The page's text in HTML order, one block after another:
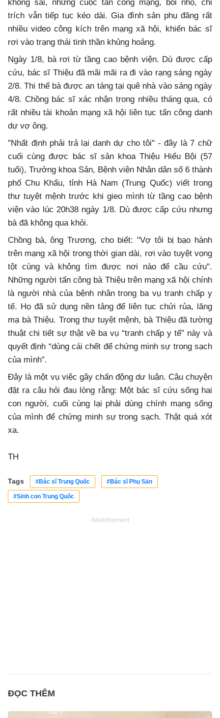
không sai, những cuộc tấn công mạng, bôi nhọ, chỉ
trích vẫn tiếp tục kéo dài. Gia đình sản phụ đăng rất
nhiều video công kích trên mạng xã hội, khiến bác sĩ
rơi vào trạng thái tinh thần khủng hoảng.
Ngày 1/8, bà rơi từ tầng cao bệnh viện. Dù được cấp
cứu, bác sĩ Thiệu đã mãi mãi ra đi vào rạng sáng ngày
2/8. Thi thể bà được an táng tại quê nhà vào sáng ngày
4/8. Chồng bác sĩ xác nhận trong nhiều tháng qua, có
rất nhiều tài khoản mạng xã hội liên tục tấn công danh
dự vợ ông.
"Nhất định phải trả lại danh dự cho tôi" - đây là 7 chữ
cuối cùng được bác sĩ sản khoa Thiệu Hiểu Bội (57
tuổi), Trưởng khoa Sản, Bệnh viện Nhân dân số 6 thành
phố Chu Khẩu, tỉnh Hà Nam (Trung Quốc) viết trong
thư tuyệt mệnh trước khi gieo mình từ tầng cao bệnh
viện vào lúc 20h38 ngày 1/8. Dù được cấp cứu nhưng
bà đã không qua khỏi.
Chồng bà, ông Trương, cho biết: "Vợ tôi bị bạo hành
trên mạng xã hội trong thời gian dài, rơi vào tuyệt vọng
tột cùng và không tìm được nơi nào để cầu cứu".
Những người tấn công bà Thiệu trên mạng xã hội chính
là người nhà của bệnh nhân trong ba vụ tranh chấp y
tế. Họ đã sử dụng nền tảng để liên tục chửi rủa, lăng
mạ bà Thiệu. Trong thư tuyệt mệnh, bà Thiệu đã tường
thuật chi tiết sự thật về ba vụ “tranh chấp y tế” này và
quyết định “dùng cái chết để chứng minh sự trong sạch
của mình”.
Đây là một vụ việc gây chấn động dư luận. Câu chuyện
đặt ra câu hỏi đau lòng rằng: Một bác sĩ cứu sống hai
con người, cuối cùng lại phải dùng chính mạng sống
của mình để chứng minh sự trong sạch. Thật quá xót
xa.
TH
Tags #Bác sĩ Trung Quốc #Bác sĩ Phụ Sản
#Sinh con Trung Quốc
Advertisement
ĐỌC THÊM